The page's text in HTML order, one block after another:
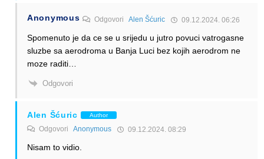
Anonymous OdgovoriAlen Šćuric 09.12.2024. 06:26
Spomenuto je da ce se u srijedu u jutro povuci vatrogasne
sluzbe sa aerodroma u Banja Luci bez kojih aerodrom ne
moze raditi…
Odgovori
Alen Šćuric Author
Odgovori Anonymous 09.12.2024. 08:29
Nisam to vidio.